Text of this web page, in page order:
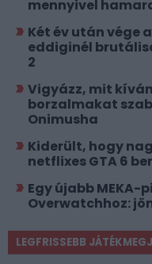
mennyivel
Két év után vége
eddiginél
2
Vigyázz, mit
borzalmakat
Onimusha
Kiderült, hogy
netflixes GTA 6
Egy újabb
Overwatchhoz:
LEGFRISSEBB